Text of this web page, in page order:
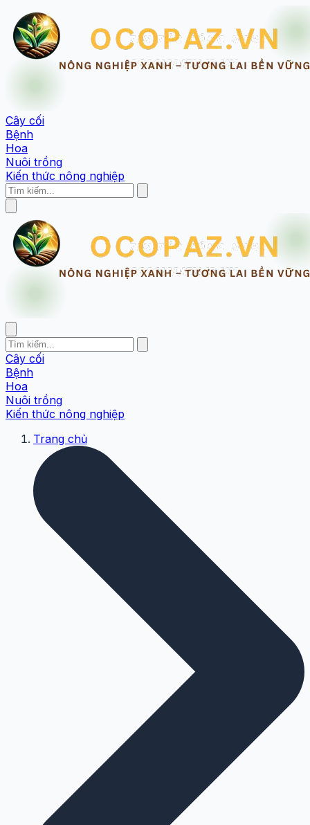
Cây cối
Bệnh
Hoa
Nuôi trồng
Kiến thức nông nghiệp
Cây cối
Bệnh
Hoa
Nuôi trồng
Kiến thức nông nghiệp
Trang chủ